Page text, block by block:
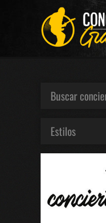
Buscar
Estilos